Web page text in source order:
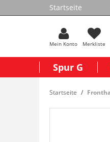
Startseite
Mein Konto Merkliste
Spur G
Startseite